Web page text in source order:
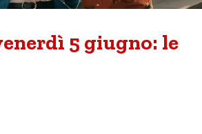
5 giugno: le